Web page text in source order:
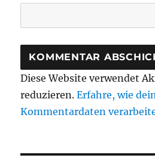
Diese Website verwendet
reduzieren.Erfahre, wie
Kommentardaten